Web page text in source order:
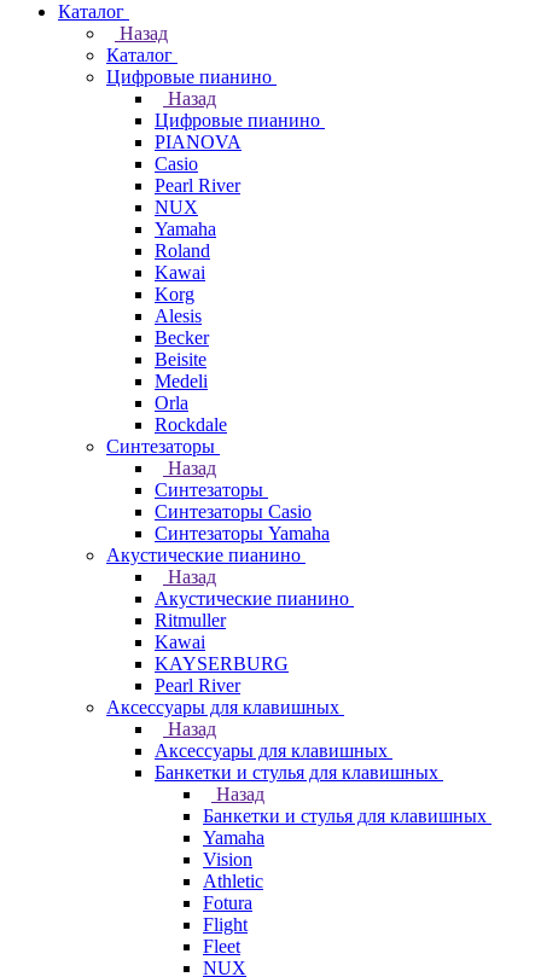
Каталог
Назад
Каталог
Цифровые пианино
Назад
Цифровые пианино
PIANOVA
Casio
Pearl River
NUX
Yamaha
Roland
Kawai
Korg
Alesis
Becker
Beisite
Medeli
Orla
Rockdale
Синтезаторы
Назад
Синтезаторы
Синтезаторы Casio
Синтезаторы Yamaha
Акустические пианино
Назад
Акустические пианино
Ritmuller
Kawai
KAYSERBURG
Pearl River
Аксессуары для клавишных
Назад
Аксессуары для клавишных
Банкетки и стулья для клавишных
Назад
Банкетки и стулья для клавишных
Yamaha
Vision
Athletic
Fotura
Flight
Fleet
NUX